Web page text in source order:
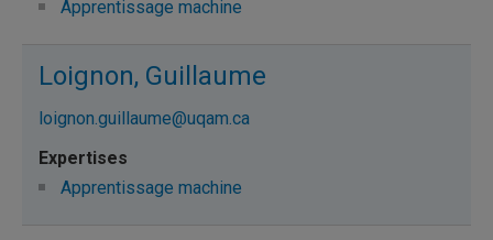
Apprentissage machine
Loignon, Guillaume
loignon.guillaume@uqam.ca
Apprentissage machine